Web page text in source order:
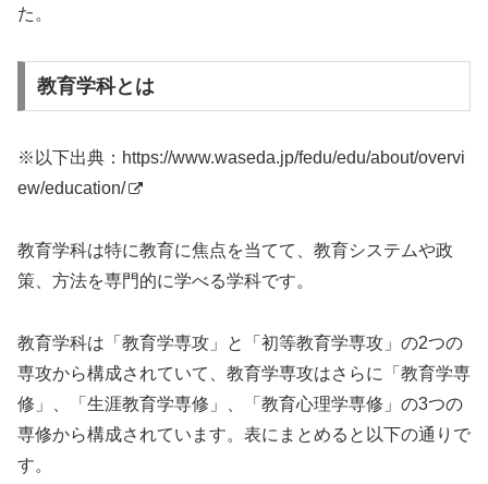
た。
教育学科とは
※以下出典： https://www.waseda.jp/fedu/edu/about/overvi
ew/education/
教育学科は特に教育に焦点を当てて、教育システムや政
策、方法を専門的に学べる学科です。
教育学科は「教育学専攻」と「初等教育学専攻」の2つの
専攻から構成されていて、教育学専攻はさらに「教育学専
修」、「生涯教育学専修」、「教育心理学専修」の3つの
専修から構成されています。表にまとめると以下の通りで
す。